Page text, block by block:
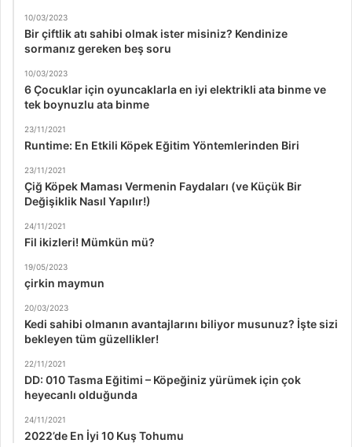
10/03/2023
Bir çiftlik atı sahibi olmak ister misiniz? Kendinize
sormanız gereken beş soru
10/03/2023
6 Çocuklar için oyuncaklarla en iyi elektrikli ata binme ve
tek boynuzlu ata binme
23/11/2021
Runtime: En Etkili Köpek Eğitim Yöntemlerinden Biri
23/11/2021
Çiğ Köpek Maması Vermenin Faydaları (ve Küçük Bir
Değişiklik Nasıl Yapılır!)
24/11/2021
Fil ikizleri! Mümkün mü?
19/05/2023
çirkin maymun
20/03/2023
Kedi sahibi olmanın avantajlarını biliyor musunuz? İşte sizi
bekleyen tüm güzellikler!
22/11/2021
DD: 010 Tasma Eğitimi – Köpeğiniz yürümek için çok
heyecanlı olduğunda
24/11/2021
2022’de En İyi 10 Kuş Tohumu